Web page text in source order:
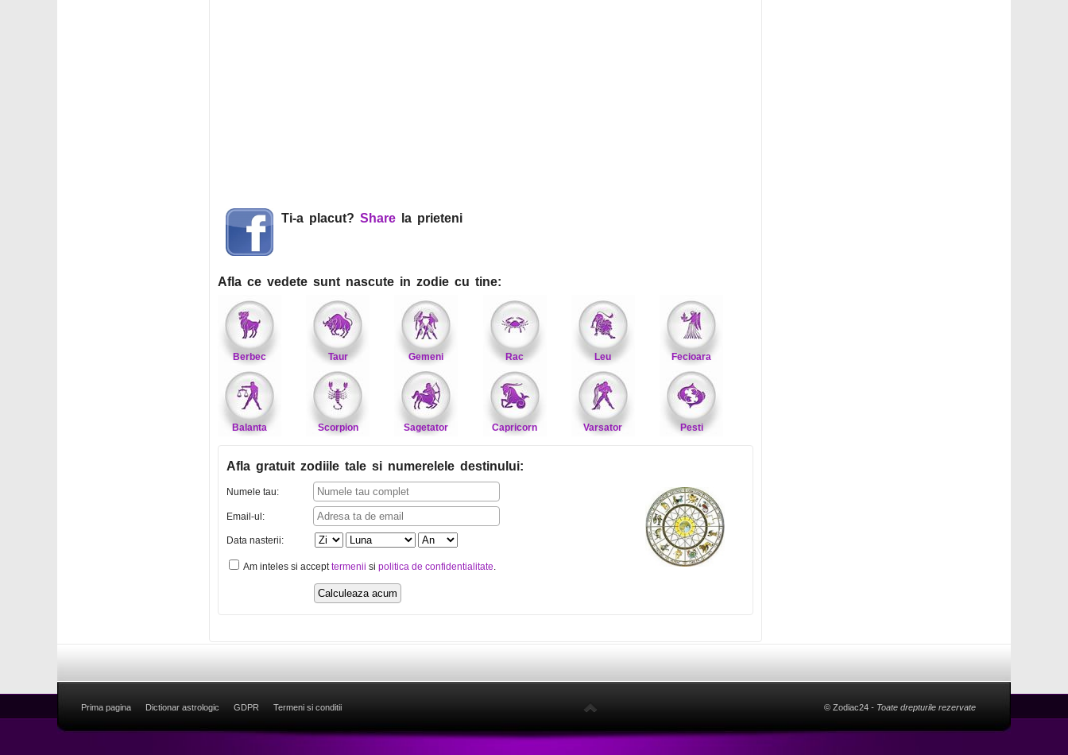
Ti-a placut? Share la prieteni
Afla ce vedete sunt nascute in zodie cu tine:
Berbec Taur Gemeni Rac Leu Fecioara
Balanta Scorpion Sagetator Capricorn Varsator Pesti
Afla gratuit zodiile tale si numerelele destinului:
Numele tau:
Email-ul:
Data nasterii:
Am inteles si accepttermenii si politica de confidentialitate.
Prima pagina Dictionar astrologic GDPR Termeni si conditii © Zodiac24 - Toate drepturile rezervate